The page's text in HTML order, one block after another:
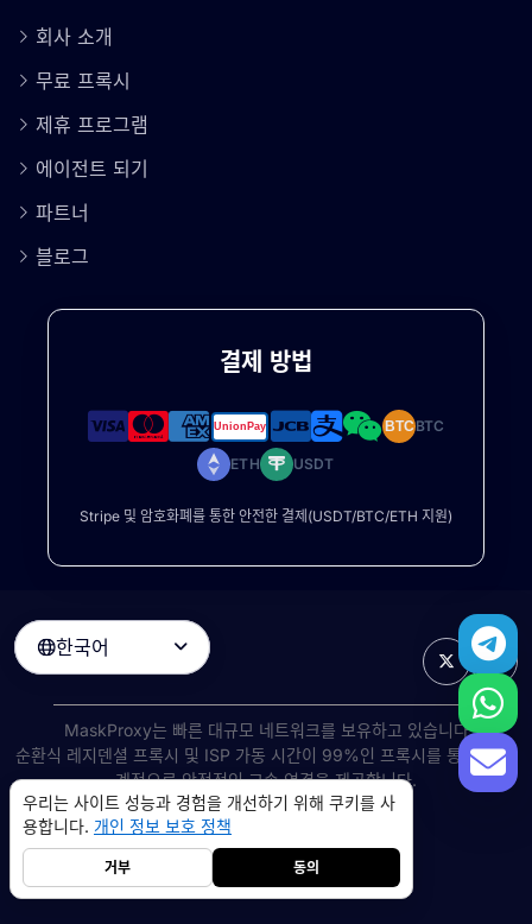
회사 소개
무료 프록시
제휴 프로그램
에이전트 되기
파트너
블로그
결제 방법
BTCBTC
ETH USDT
Stripe 및 암호화폐를 통한 안전한 결제(USDT/BTC/ETH 지원)
한국어 
MaskProxy는 빠른 대규모 네트워크를 보유하고 있습니다
순환식 레지덴셜 프록시 및 ISP 가동 시간이 99%인 프록시를 통해 전 세
계적으로 안정적인 고속 연결을 제공합니다.
©2026AIWAY LIMITED. 모든 권리 보유.
서비스 약관개인 정보 보호 정책환불 정책쿠키 정책
우리는 사이트 성능과 경험을 개선하기 위해 쿠키를 사
용합니다. 개인 정보 보호 정책
거부 동의